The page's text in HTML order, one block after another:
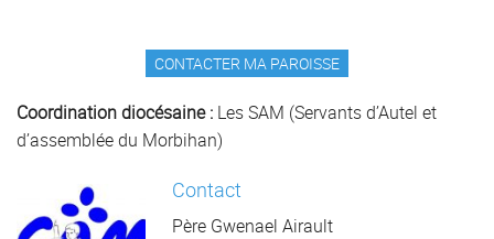
CONTACTER MA PAROISSE
Coordination diocésaine : Les SAM (Servants d’Autel et
d’assemblée du Morbihan)
Contact
Père Gwenael Airault